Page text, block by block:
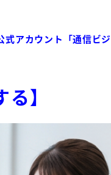
式アカウント「通信ビジ
】